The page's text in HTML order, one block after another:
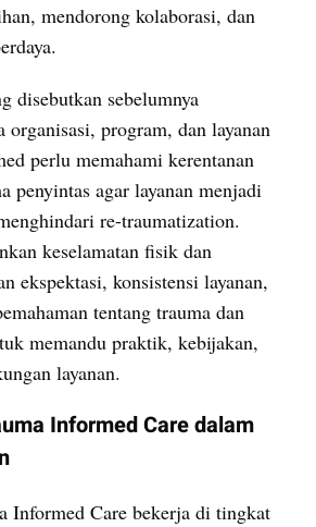
mendorong kolaborasi, dan
disebutkan sebelumnya
organisasi, program, dan layanan
perlu memahami kerentanan
penyintas agar layanan menjadi
re-traumatization.
ekspektasi, konsistensi layanan,
tentang trauma dan
memandu praktik, kebijakan,
layanan.
Informed Care dalam
Informed Care bekerja di tingkat